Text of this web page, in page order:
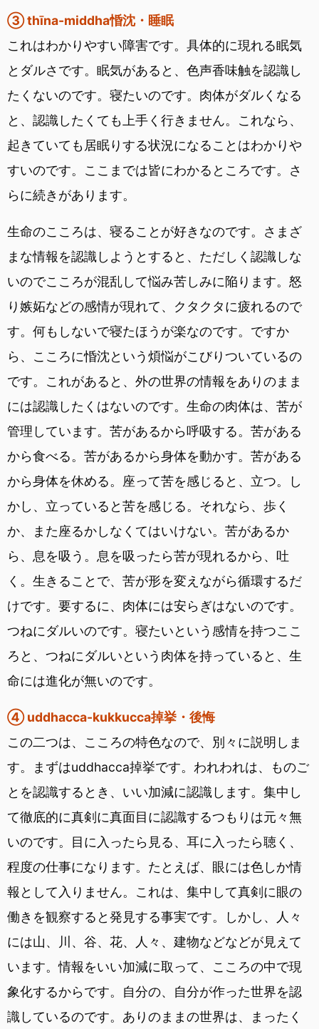
③ thīna-middha惛沈・睡眠
これはわかりやすい障害です。具体的に現れる眠気
とダルさです。眠気があると、色声香味触を認識し
たくないのです。寝たいのです。肉体がダルくなる
と、認識したくても上手く行きません。これなら、
起きていても居眠りする状況になることはわかりや
すいのです。ここまでは皆にわかるところです。さ
らに続きがあります。
生命のこころは、寝ることが好きなのです。さまざ
まな情報を認識しようとすると、ただしく認識しな
いのでこころが混乱して悩み苦しみに陥ります。怒
り嫉妬などの感情が現れて、クタクタに疲れるので
す。何もしないで寝たほうが楽なのです。ですか
ら、こころに惛沈という煩悩がこびりついているの
です。これがあると、外の世界の情報をありのまま
には認識したくはないのです。生命の肉体は、苦が
管理しています。苦があるから呼吸する。苦がある
から食べる。苦があるから身体を動かす。苦がある
から身体を休める。座って苦を感じると、立つ。し
かし、立っていると苦を感じる。それなら、歩く
か、また座るかしなくてはいけない。苦があるか
ら、息を吸う。息を吸ったら苦が現れるから、吐
く。生きることで、苦が形を変えながら循環するだ
けです。要するに、肉体には安らぎはないのです。
つねにダルいのです。寝たいという感情を持つここ
ろと、つねにダルいという肉体を持っていると、生
命には進化が無いのです。
④ uddhacca-kukkucca掉挙・後悔
この二つは、こころの特色なので、別々に説明しま
す。まずはuddhacca掉挙です。われわれは、ものご
とを認識するとき、いい加減に認識します。集中し
て徹底的に真剣に真面目に認識するつもりは元々無
いのです。目に入ったら見る、耳に入ったら聴く、
程度の仕事になります。たとえば、眼には色しか情
報として入りません。これは、集中して真剣に眼の
働きを観察すると発見する事実です。しかし、人々
には山、川、谷、花、人々、建物などなどが見えて
います。情報をいい加減に取って、こころの中で現
象化するからです。自分の、自分が作った世界を認
識しているのです。ありのままの世界は、まったく